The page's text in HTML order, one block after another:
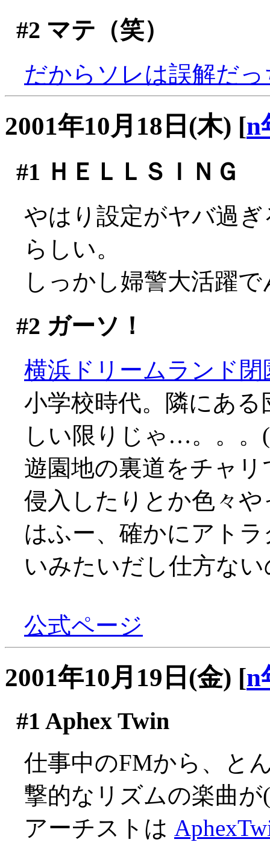
#2 マテ（笑）
だからソレは誤解だ
2001年10月18日(木) [n
#1 ＨＥＬＬＳＩＮＧ
やはり設定がヤバ過
らしい。
しっかし婦警大活躍
#2 ガーソ！
横浜ドリームランド閉
小学校時代。隣にあ
しい限りじゃ…。。。
遊園地の裏道をチャ
侵入したりとか色々
はふー、確かにアト
いみたいだし仕方な
公式ページ
2001年10月19日(金) [n
#1 Aphex Twin
仕事中のFMから、と
撃的なリズムの楽曲が
アーチストは